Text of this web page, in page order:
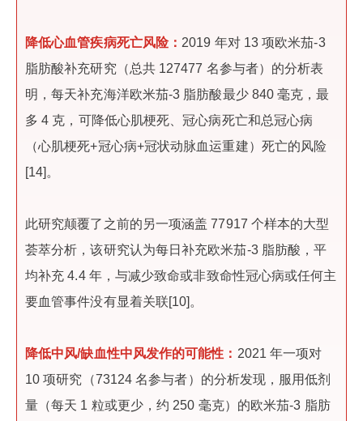
降低心血管疾病死亡风险： 2019 年对 13 项欧米茄-3
脂肪酸补充研究（总共 127477 名参与者）的分析表
明，每天补充海洋欧米茄-3 脂肪酸最少 840 毫克，最
多 4 克，可降低心肌梗死、冠心病死亡和总冠心病
（心肌梗死+冠心病+冠状动脉血运重建）死亡的风险
[14]。
此研究颠覆了之前的另一项涵盖 77917 个样本的大型
荟萃分析，该研究认为每日补充欧米茄-3 脂肪酸，平
均补充 4.4 年，与减少致命或非致命性冠心病或任何主
要血管事件没有显着关联[10]。
降低中风/缺血性中风发作的可能性： 2021 年一项对
10 项研究（73124 名参与者）的分析发现，服用低剂
量（每天 1 粒或更少，约 250 毫克）的欧米茄-3 脂肪